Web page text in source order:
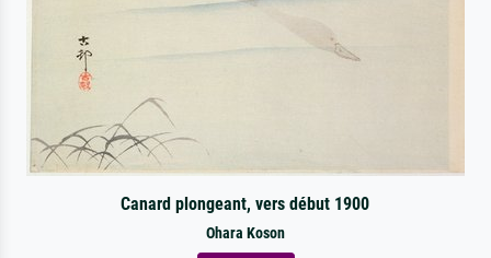
Canard plongeant, vers début 1900
Ohara Koson